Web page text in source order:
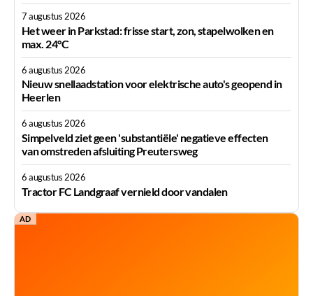
7 augustus 2026
Het weer in Parkstad: frisse start, zon, stapelwolken en
max. 24°C
6 augustus 2026
Nieuw snellaadstation voor elektrische auto's geopend in
Heerlen
6 augustus 2026
Simpelveld ziet geen 'substantiële' negatieve effecten
van omstreden afsluiting Preutersweg
6 augustus 2026
Tractor FC Landgraaf vernield door vandalen
AD